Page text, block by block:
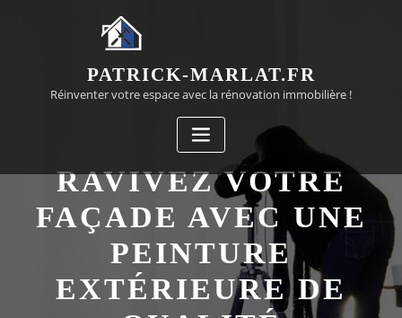
PATRICK-MARLAT.FR
Réinventer votre espace avec la rénovation immobilière !
RAVIVEZ VOTRE
FAÇADE AVEC UNE
PEINTURE
EXTÉRIEURE DE